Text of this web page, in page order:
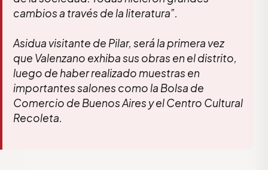
cambios a través de la literatura”.
Asidua visitante de Pilar, será la primera vez
que Valenzano exhiba sus obras en el distrito,
luego de haber realizado muestras en
importantes salones como la Bolsa de
Comercio de Buenos Aires y el Centro Cultural
Recoleta.